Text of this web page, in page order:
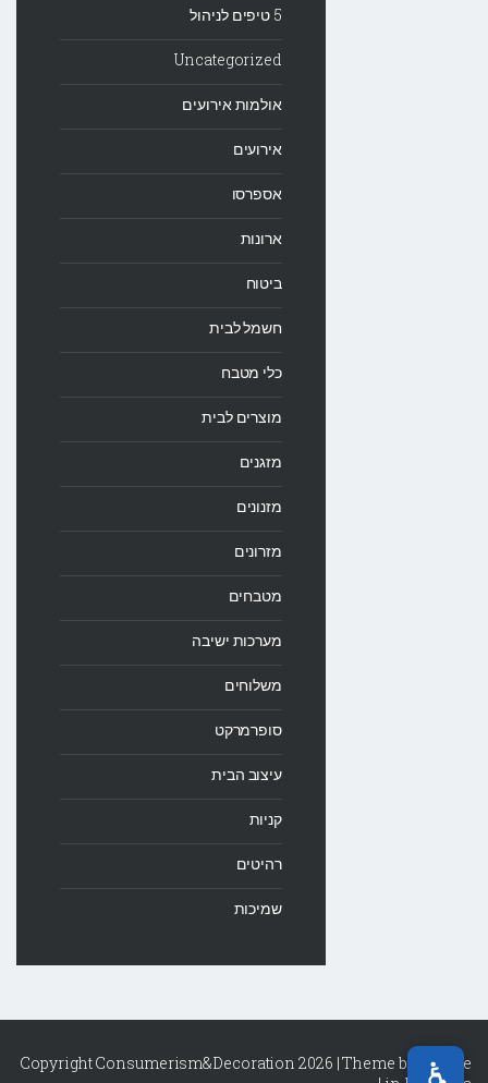
5 טיפים לניהול
Uncategorized
אולמות אירועים
אירועים
אספרסו
ארונות
ביטוח
חשמל לבית
כלי מטבח
מוצרים לבית
מזגנים
מזנונים
מזרונים
מטבחים
מערכות ישיבה
משלוחים
סופרמרקט
עיצוב הבית
קניות
רהיטים
שמיכות
Copyright Consumerism&Decoration 2026 | Theme by
Theme